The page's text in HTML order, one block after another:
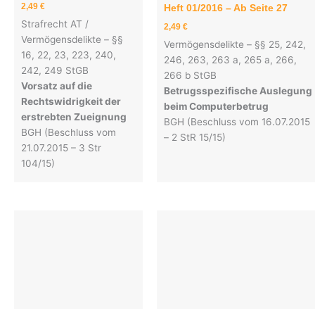
2,49 €
Strafrecht AT /
Vermögensdelikte – §§
16, 22, 23, 223, 240,
242, 249 StGB
Vorsatz auf die
Rechtswidrigkeit der
erstrebten Zueignung
BGH (Beschluss vom
21.07.2015 – 3 Str
104/15)
Heft 01/2016 – Ab Seite 27
2,49 €
Vermögensdelikte – §§ 25, 242,
246, 263, 263 a, 265 a, 266,
266 b StGB
Betrugsspezifische Auslegung
beim Computerbetrug
BGH (Beschluss vom 16.07.2015
– 2 StR 15/15)